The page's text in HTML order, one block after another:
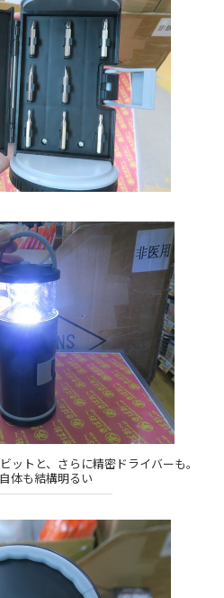
ットと、さらに精密ドライバーも。
体も結構明るい